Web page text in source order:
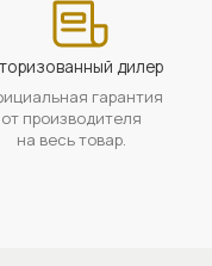
дилер
гарантия
от производителя
на весь товар.